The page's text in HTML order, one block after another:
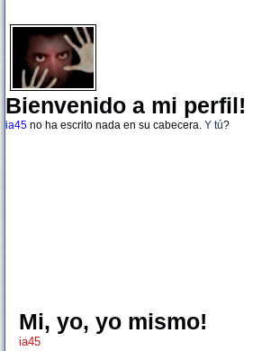
Bienvenido a mi perfil!
ia45 no ha escrito nada en su cabecera. Y tú?
Mi, yo, yo mismo!
ia45